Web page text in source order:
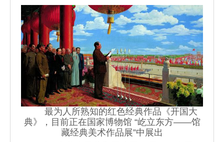
最为人所熟知的红色经典作品《开国大
典》，目前正在国家博物馆 “屹立东方——馆
藏经典美术作品展”中展出